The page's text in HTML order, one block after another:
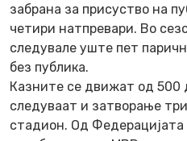
забрана за присуство на
четири натпревари. Во
следувале уште пет
без публика.
Казните се движат од 500
следуваат и затворање
стадион. Од Федерацијата